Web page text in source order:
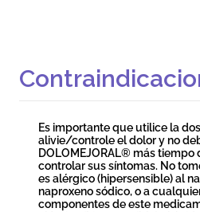
Es importante que utilice la
alivie/controle el dolor y no
DOLOMEJORAL® más tiempo
controlar sus síntomas. No
es alérgico (hipersensible) al
naproxeno sódico, o a
componentes de este